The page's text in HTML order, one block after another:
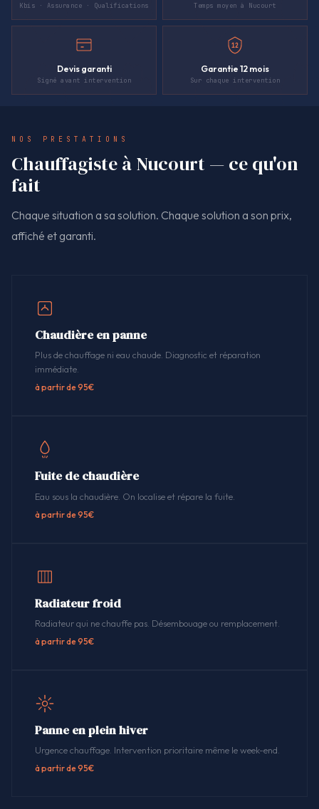
Kbis · Assurance · Qualifications Temps moyen à Nucourt
Devis garanti
Signé avant intervention
12
Garantie 12 mois
Sur chaque intervention
NOS PRESTATIONS
Chauffagiste à Nucourt — ce qu'on
fait
Chaque situation a sa solution. Chaque solution a son prix,
affiché et garanti.
Chaudière en panne
Plus de chauffage ni eau chaude. Diagnostic et réparation
immédiate.
à partir de 95€
Fuite de chaudière
Eau sous la chaudière. On localise et répare la fuite.
à partir de 95€
Radiateur froid
Radiateur qui ne chauffe pas. Désembouage ou remplacement.
à partir de 95€
Panne en plein hiver
Urgence chauffage. Intervention prioritaire même le week-end.
à partir de 95€